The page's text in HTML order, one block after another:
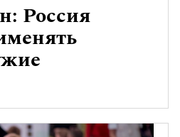
Россия